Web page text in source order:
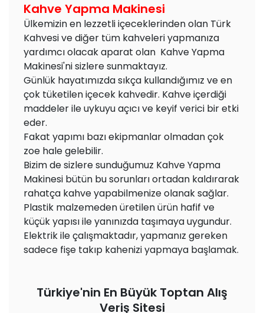
Kahve Yapma Makinesi
Ülkemizin en lezzetli içeceklerinden olan Türk
Kahvesi ve diğer tüm kahveleri yapmanıza
yardımcı olacak aparat olan Kahve Yapma
Makinesi'ni sizlere sunmaktayız.
Günlük hayatımızda sıkça kullandığımız ve en
çok tüketilen içecek kahvedir. Kahve içerdiği
maddeler ile uykuyu açıcı ve keyif verici bir etki
eder.
Fakat yapımı bazı ekipmanlar olmadan çok
zoe hale gelebilir.
Bizim de sizlere sunduğumuz Kahve Yapma
Makinesi bütün bu sorunları ortadan kaldırarak
rahatça kahve yapabilmenize olanak sağlar.
Plastik malzemeden üretilen ürün hafif ve
küçük yapısı ile yanınızda taşımaya uygundur.
Elektrik ile çalışmaktadır, yapmanız gereken
sadece fişe takıp kahenizi yapmaya başlamak.
Türkiye'nin En Büyük Toptan Alış
Veriş Sitesi